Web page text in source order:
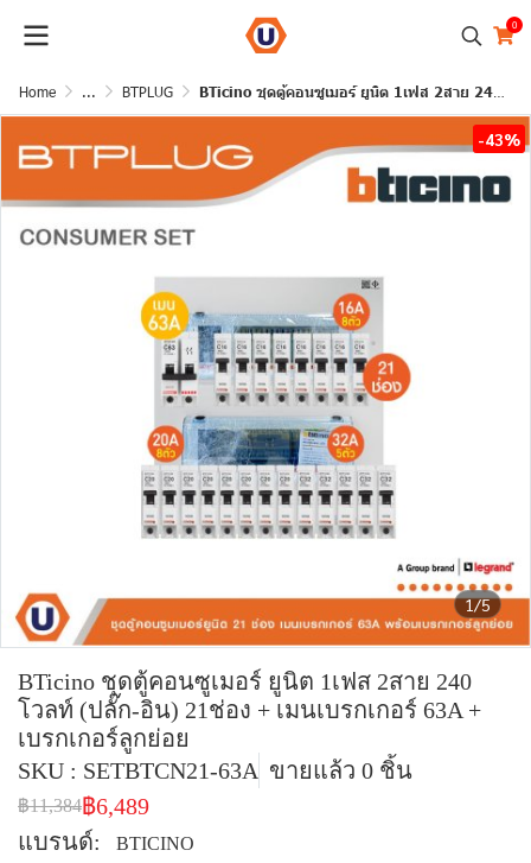
0
Home ... BTPLUG BTicino ชุดตู้คอนซูเมอร์ ยูนิต 1เฟส 2สาย 240 โวลท์ (ปลั๊ก-อิน) 21ช่อง + เมนเบรกเกอร์ 63A + เบรกเกอร์ลูกย่อย
1/5
-43%
BTicino ชุดตู้คอนซูเมอร์ ยูนิต 1เฟส 2สาย 240
โวลท์ (ปลั๊ก-อิน) 21ช่อง + เมนเบรกเกอร์ 63A +
เบรกเกอร์ลูกย่อย
SKU : SETBTCN21-63A ขายแล้ว 0 ชิ้น
฿11,384฿6,489
แบรนด์:
BTICINO